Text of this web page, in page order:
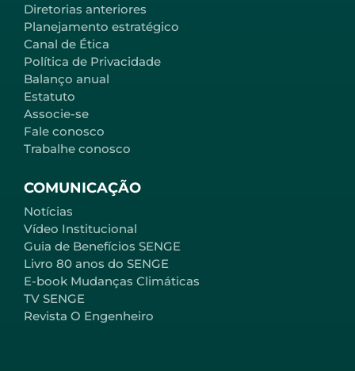
Diretorias anteriores
Planejamento estratégico
Canal de Ética
Política de Privacidade
Balanço anual
Estatuto
Associe-se
Fale conosco
Trabalhe conosco
COMUNICAÇÃO
Notícias
Vídeo Institucional
Guia de Benefícios SENGE
Livro 80 anos do SENGE
E-book Mudanças Climáticas
TV SENGE
Revista O Engenheiro